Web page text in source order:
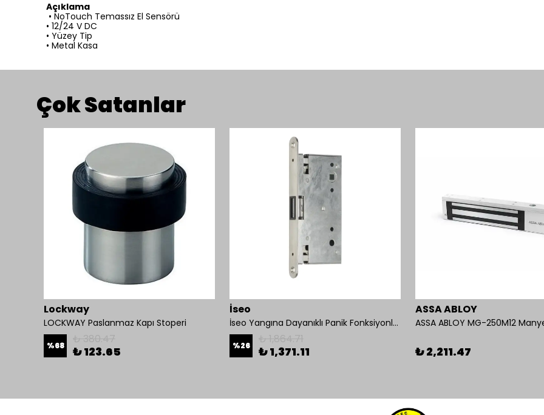
Açıklama
• NoTouch Temassız El Sensörü
• 12/24 V DC
• Yüzey Tip
• Metal Kasa
Çok Satanlar
Lockway
LOCKWAY Paslanmaz Kapı Stoperi
%68 ₺ 123.65
İseo
İseo Yangına Dayanıklı Panik Fonksiyonlu Pasif Kanat İçin Gömme Kilit
%26 ₺ 1,371.11
ASSA ABLOY
ASSA ABLOY MG-250M12
₺ 2,211.47